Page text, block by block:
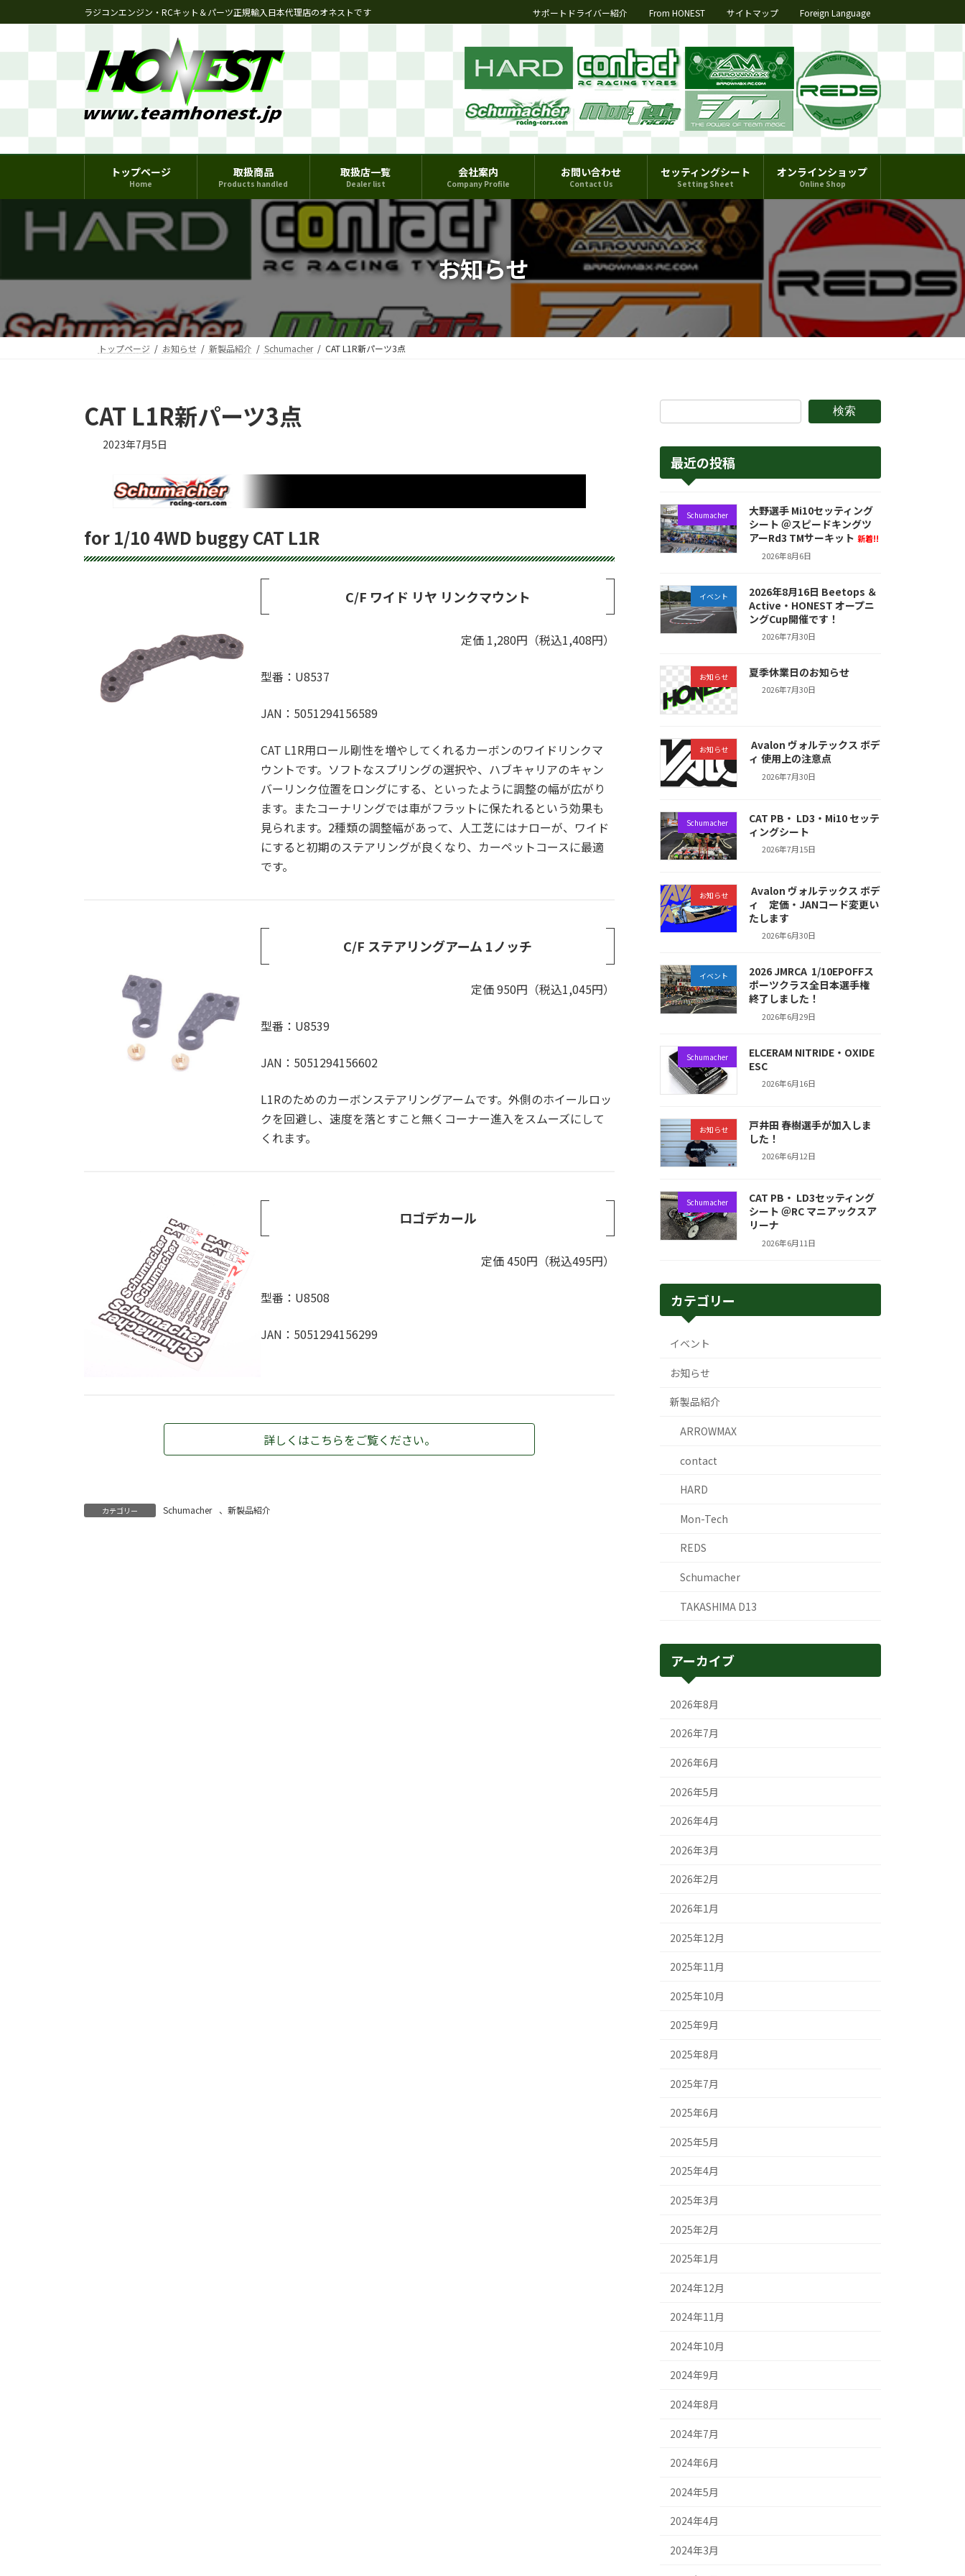
ン
ツ
ス
ビ
シ
ン
ラジコンエンジン・RCキット＆パーツ正規輸入日本代理店のオネストです サポートドライバー紹介 From HONEST サイトマップ Foreign Language
トップページ
Home
取扱商品
Products handled
取扱店一覧
Dealer list
会社案内
Company Profile
お問い合わせ
Contact Us
セッティングシート
Setting Sheet
オンラインショップ
Online Shop
お知らせ
トップページ お知らせ 新製品紹介 Schumacher CAT L1R新パーツ3点
CAT L1R新パーツ3点
2023年7月5日
for 1/10 4WD buggy CAT L1R
C/F ワイド リヤ リンクマウント
定価 1,280円（税込1,408円）
型番：U8537
JAN：5051294156589
CAT L1R用ロール剛性を増やしてくれるカーボンのワイドリンクマ
ウントです。ソフトなスプリングの選択や、ハブキャリアのキャン
バーリンク位置をロングにする、といったように調整の幅が広がり
ます。またコーナリングでは車がフラットに保たれるという効果も
見られます。2種類の調整幅があって、人工芝にはナローが、ワイド
にすると初期のステアリングが良くなり、カーペットコースに最適
です。
C/F ステアリングアーム 1ノッチ
定価 950円（税込1,045円）
型番：U8539
JAN：5051294156602
L1Rのためのカーボンステアリングアームです。外側のホイールロッ
クを回避し、速度を落とすこと無くコーナー進入をスムーズにして
くれます。
ロゴデカール
定価 450円（税込495円）
型番：U8508
JAN：5051294156299
詳しくはこちらをご覧ください。
カテゴリー Schumacher 、 新製品紹介
検索
最近の投稿
Schumacher
大野選手 Mi10セッティング
シート ＠スピードキングツ
アーRd3 TMサーキット 新着!!
2026年8月6日
イベント
2026年8月16日 Beetops ＆
Active・HONEST オープニ
ングCup開催です！
2026年7月30日
お知らせ 夏季休業日のお知らせ
2026年7月30日
お知らせ
Avalon ヴォルテックス ボデ
ィ 使用上の注意点
2026年7月30日
Schumacher
CAT PB・ LD3・Mi10 セッテ
ィングシート
2026年7月15日
お知らせ
Avalon ヴォルテックス ボデ
ィ 定価・JANコード変更い
たします
2026年6月30日
イベント
2026 JMRCA 1/10EPOFFス
ポーツクラス全日本選手権
終了しました！
2026年6月29日
Schumacher
ELCERAM NITRIDE・OXIDE
ESC
2026年6月16日
お知らせ
戸井田 春樹選手が加入しま
した！
2026年6月12日
Schumacher
CAT PB・ LD3セッティング
シート ＠RC マニアックスア
リーナ
2026年6月11日
カテゴリー
イベント
お知らせ
新製品紹介
ARROWMAX
contact
HARD
Mon-Tech
REDS
Schumacher
TAKASHIMA D13
アーカイブ
2026年8月
2026年7月
2026年6月
2026年5月
2026年4月
2026年3月
2026年2月
2026年1月
2025年12月
2025年11月
2025年10月
2025年9月
2025年8月
2025年7月
2025年6月
2025年5月
2025年4月
2025年3月
2025年2月
2025年1月
2024年12月
2024年11月
2024年10月
2024年9月
2024年8月
2024年7月
2024年6月
2024年5月
2024年4月
2024年3月